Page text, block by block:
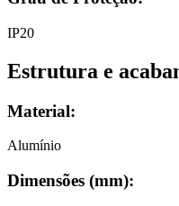
IP20
Estrutura e
Material:
Alumínio
Dimensões (mm):